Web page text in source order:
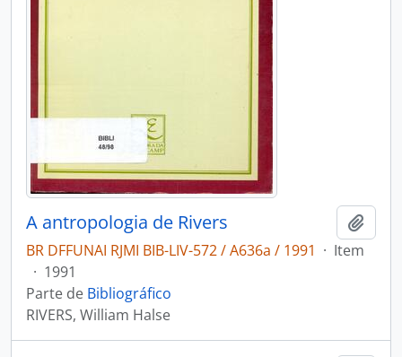
A antropologia de Rivers
BR DFFUNAI RJMI BIB-LIV-572 / A636a / 1991 · Item
· 1991
Parte de Bibliográfico
RIVERS, William Halse